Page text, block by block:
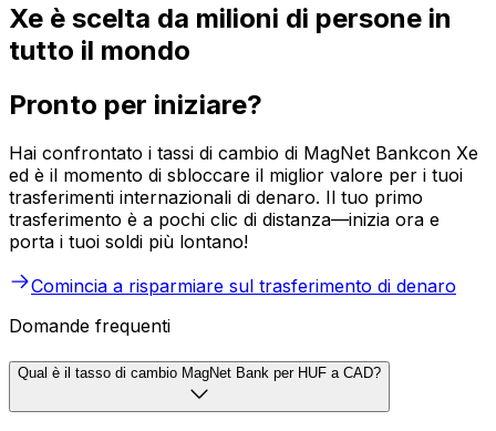
Xe è scelta da milioni di persone in
tutto il mondo
Pronto per iniziare?
Hai confrontato i tassi di cambio di MagNet Bankcon Xe
ed è il momento di sbloccare il miglior valore per i tuoi
trasferimenti internazionali di denaro. Il tuo primo
trasferimento è a pochi clic di distanza—inizia ora e
porta i tuoi soldi più lontano!
Comincia a risparmiare sul trasferimento di denaro
Domande frequenti
Qual è il tasso di cambio MagNet Bank per HUF a CAD?